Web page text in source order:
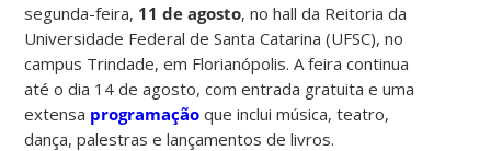
segunda-feira, 11 de agosto, no hall da Reitoria da
Universidade Federal de Santa Catarina (UFSC), no
campus Trindade, em Florianópolis. A feira continua
até o dia 14 de agosto, com entrada gratuita e uma
extensa programação que inclui música, teatro,
dança, palestras e lançamentos de livros.